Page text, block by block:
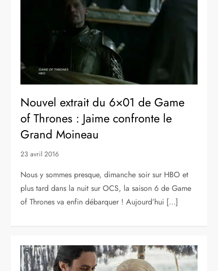
Nouvel extrait du 6×01 de Game
of Thrones : Jaime confronte le
Grand Moineau
23 avril 2016
Nous y sommes presque, dimanche soir sur HBO et
plus tard dans la nuit sur OCS, la saison 6 de Game
of Thrones va enfin débarquer ! Aujourd’hui […]